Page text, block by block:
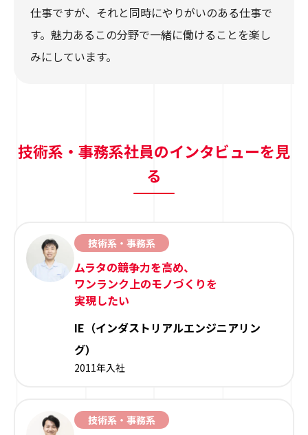
仕事ですが、それと同時にやりがいのある仕事で
す。魅力あるこの分野で一緒に働けることを楽し
みにしています。
技術系・事務系社員のインタビューを見
る
技術系・事務系
ムラタの競争力を高め、
ワンランク上のモノづくりを
実現したい
IE（インダストリアルエンジニアリン
グ）
2011年入社
技術系・事務系